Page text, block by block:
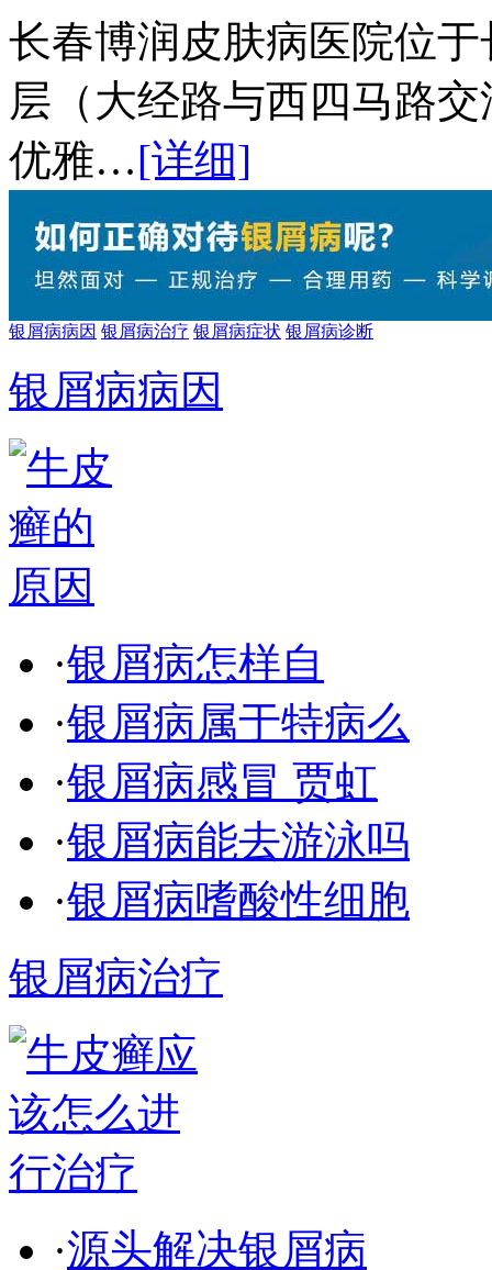
长春博润皮肤病医院位
层（大经路与西四马路
优雅…[详细]
银屑病病因 银屑病治疗 银屑病症状 银屑病诊断
银屑病病因
·银屑病怎样自
·银屑病属于特病么
·银屑病感冒 贾虹
·银屑病能去游泳吗
·银屑病嗜酸性细胞
银屑病治疗
·源头解决银屑病